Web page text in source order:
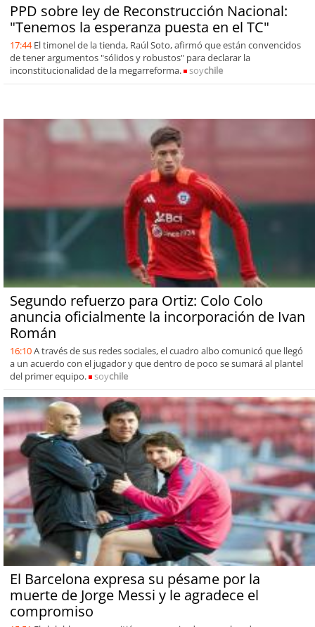
PPD sobre ley de Reconstrucción Nacional:
"Tenemos la esperanza puesta en el TC"
17:44 El timonel de la tienda, Raúl Soto, afirmó que están convencidos
de tener argumentos "sólidos y robustos" para declarar la
inconstitucionalidad de la megarreforma.
soychile
Segundo refuerzo para Ortiz: Colo Colo
anuncia oficialmente la incorporación de Ivan
Román
16:10A través de sus redes sociales, el cuadro albo comunicó que llegó
a un acuerdo con el jugador y que dentro de poco se sumará al plantel
del primer equipo.
soychile
El Barcelona expresa su pésame por la
muerte de Jorge Messi y le agradece el
compromiso